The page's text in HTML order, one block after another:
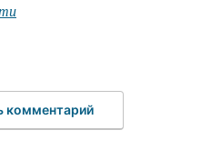
комментарий